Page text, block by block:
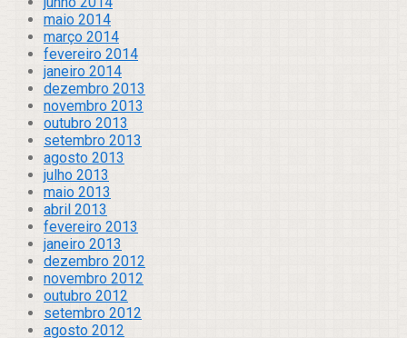
maio 2014
março 2014
fevereiro 2014
janeiro 2014
dezembro 2013
novembro 2013
outubro 2013
setembro 2013
agosto 2013
julho 2013
maio 2013
abril 2013
fevereiro 2013
janeiro 2013
dezembro 2012
novembro 2012
outubro 2012
setembro 2012
agosto 2012